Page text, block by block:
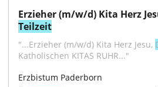
Erzieher (m/w/d) Kita Herz
Teilzeit
"...Erzieher (m/w/d) Kita Herz Jesu,
Katholischen KITAS RUHR..."
Erzbistum Paderborn